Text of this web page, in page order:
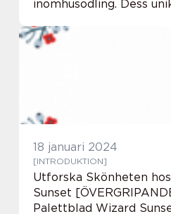
inomhusodling. Dess
prydnadsväxt. I denna
18 januari 2024
[INTRODUKTION]
Utforska Skönheten
Sunset
Palettblad Wizard